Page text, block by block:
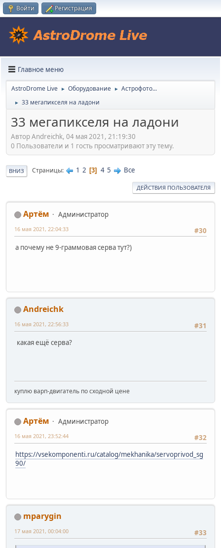
Войти Регистрация
Главное меню
AstroDrome Live ► Оборудование ► Астрофото...
► 33 мегапикселя на ладони
33 мегапикселя на ладони
Автор Andreichk, 04 мая 2021, 21:19:30
0 Пользователи и 1 гость просматривают эту тему.
ВНИЗ Страницы 1 2 3 4 5 Все
ДЕЙСТВИЯ ПОЛЬЗОВАТЕЛЯ
Артём
Администратор
#30
16 мая 2021, 22:04:33
а почему не 9-граммовая серва тут?)
Andreichk
#31
16 мая 2021, 22:56:33
какая ещё серва?
куплю варп-двигатель по сходной цене
Артём
Администратор
#32
16 мая 2021, 23:52:44
https://vsekomponenti.ru/catalog/mekhanika/servoprivod_sg
90/
mparygin
#33
17 мая 2021, 00:04:00